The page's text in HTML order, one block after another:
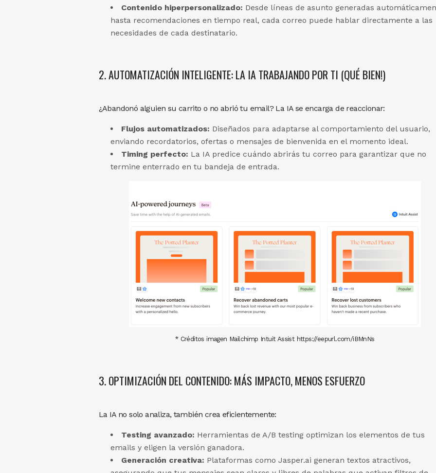
Contenido hiperpersonalizado: Desde líneas de asunto generadas
hasta recomendaciones en tiempo real, cada correo puede hablar directamente a las
necesidades de cada destinatario.
2. AUTOMATIZACIÓN INTELIGENTE: LA IA TRABAJANDO POR TI (QUÉ BIEN!)
¿Abandonó alguien su carrito o no abrió tu email? La IA se encarga de reaccionar:
Flujos automatizados: Diseñados para adaptarse al comportamiento del usuario,
enviando recordatorios, ofertas o mensajes de bienvenida en el momento ideal.
Timing perfecto: La IA predice cuándo abrirás tu correo para garantizar que no
termine enterrado en tu bandeja de entrada.
* Créditos imagen Mailchimp Intuit Assist https://eepurl.com/iBMnNs
3. OPTIMIZACIÓN DEL CONTENIDO: MÁS IMPACTO, MENOS ESFUERZO
La IA no solo analiza, también crea eficientemente:
Testing avanzado: Herramientas de A/B testing optimizan los elementos de tus
emails y eligen la versión ganadora.
Generación creativa: Plataformas como Jasper.ai generan textos atractivos,